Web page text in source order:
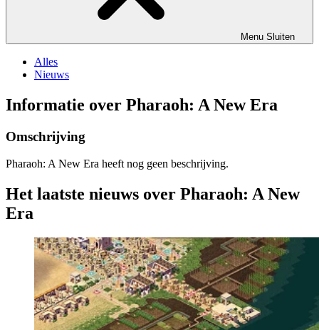
Menu Sluiten
Alles
Nieuws
Informatie over Pharaoh: A New Era
Omschrijving
Pharaoh: A New Era heeft nog geen beschrijving.
Het laatste nieuws over Pharaoh: A New
Era